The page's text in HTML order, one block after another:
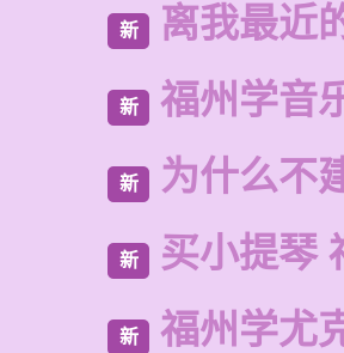
新 离我最近
新 福州学音
新 为什么不
新 买小提琴
新 福州学尤